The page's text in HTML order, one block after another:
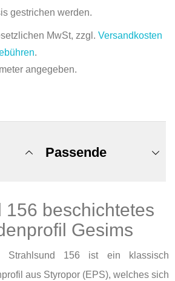
gestrichen werden.
MwSt, zzgl. Versandkosten
.
angegeben.
156 beschichtetes
Gesims
Strahlsund 156 ist ein klassisch
aus Styropor (EPS), welches sich
Passende
Produkte